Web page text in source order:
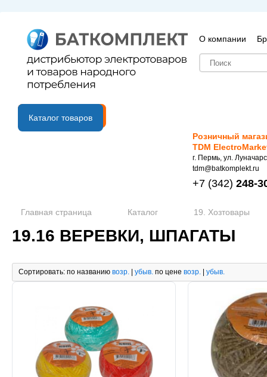
О компании
B2B портал
Каталог товаров
Розничный
TDM
г. Пермь, ул.
tdm@batkomplekt.ru
+7 (342) 248-
Главная страница Каталог 19. Хозтовары
19.16 ВЕРЕВКИ, ШПАГАТЫ
Сортировать: по названию возр. | убыв. по цене возр. | убыв.